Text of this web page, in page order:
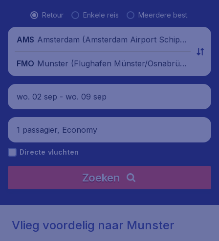
Retour Enkele reis Meerdere best.
AMS Amsterdam (Amsterdam Airport Schipho
FMO Munster (Flughafen Münster/Osnabrüc
k), Duitsland
wo. 02 sep - wo. 09 sep
1 passagier, Economy
Directe vluchten
Zoeken
Vlieg voordelig naar Munster